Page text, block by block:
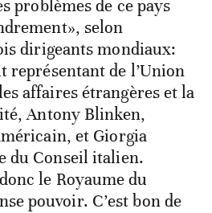
problèmes de ce pays
selon
dirigeants mondiaux:
représentant de l’Union
affaires étrangères et la
Antony Blinken,
et Giorgia
du Conseil italien.
le Royaume du
pouvoir. C’est bon de